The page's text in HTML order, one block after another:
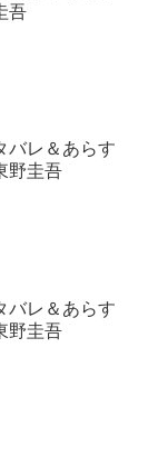
吾
バレ＆あらす
野圭吾
バレ＆あらす
野圭吾